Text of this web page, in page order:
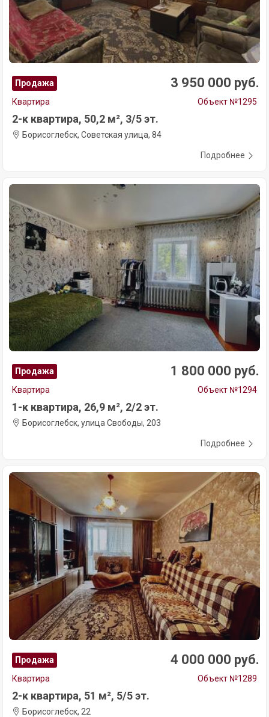
Продажа 3 950 000 руб.
Квартира Объект №1295
2-к квартира, 50,2 м², 3/5 эт.
Борисоглебск, Советская улица, 84
Подробнее
Продажа 1 800 000 руб.
Квартира Объект №1294
1-к квартира, 26,9 м², 2/2 эт.
Борисоглебск, улица Свободы, 203
Подробнее
Продажа 4 000 000 руб.
Квартира Объект №1289
2-к квартира, 51 м², 5/5 эт.
Борисоглебск, 22